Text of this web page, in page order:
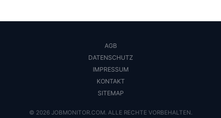
AGB
DATENSCHUTZ
IMPRESSUM
KONTAKT
SITEMAP
© 2026 JOBMONITOR.COM. ALLE RECHTE VORBEHALTEN.